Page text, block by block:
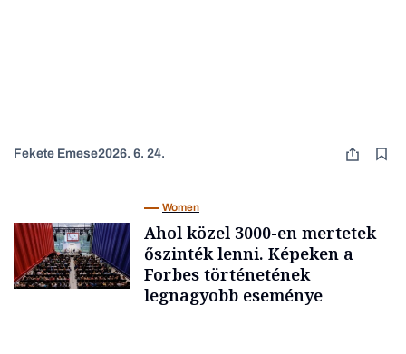
Fekete Emese2026. 6. 24.
Women
Ahol közel 3000-en mertetek
őszinték lenni. Képeken a
Forbes történetének
legnagyobb eseménye